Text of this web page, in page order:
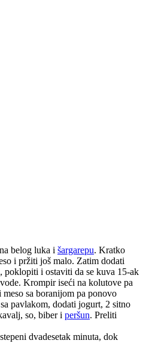
belog luka i šargarepu. Kratko
i pržiti još malo. Zatim dodati
poklopiti i ostaviti da se kuva 15-ak
Krompir iseći na kolutove pa
sa boranijom pa ponovo
pavlakom, dodati jogurt, 2 sitno
so, biber i peršun. Preliti
dvadesetak minuta, dok